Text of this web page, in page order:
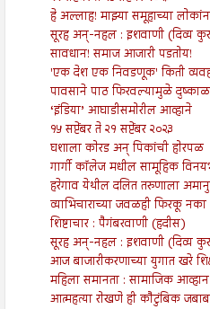
हे अल्लाह! माझ्या समूहाच्या
सूरह अन्-नहल : इशवाणी (दिव्य
सावधान! समाज आजारी पडतोय!
'एक देश एक निवडणूक' किती
पावसाने पाठ फिरवल्यामुळे
‘इंडिया’ आघाडीसमोरील आव्हाने
१५ सप्टेंबर ते २१ सप्टेंबर २०२३
घशाला कोरड अन् पिकांची होरपळ
गार्गी कॉलेज मधील सामूहिक
हरेगाव येथील दलित तरुणाला
व्याभिचाराच्या जवळही फिरकू नका
शिष्टाचार : पैगंबरवाणी (हदीस)
सूरह अन्-नहल : इशवाणी (दिव्य
आज बाजारीकरणाच्या युगात खरे
महिला समानता : सामाजिक आव्हान
आत्महत्या रोखणे ही कौटुंबिक